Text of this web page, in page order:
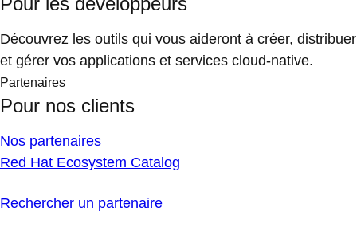
Découvrez les outils qui vous aideront à créer, distribuer
et gérer vos applications et services cloud-native.
Partenaires
Pour nos clients
Nos partenaires
Red Hat Ecosystem Catalog
Rechercher un partenaire